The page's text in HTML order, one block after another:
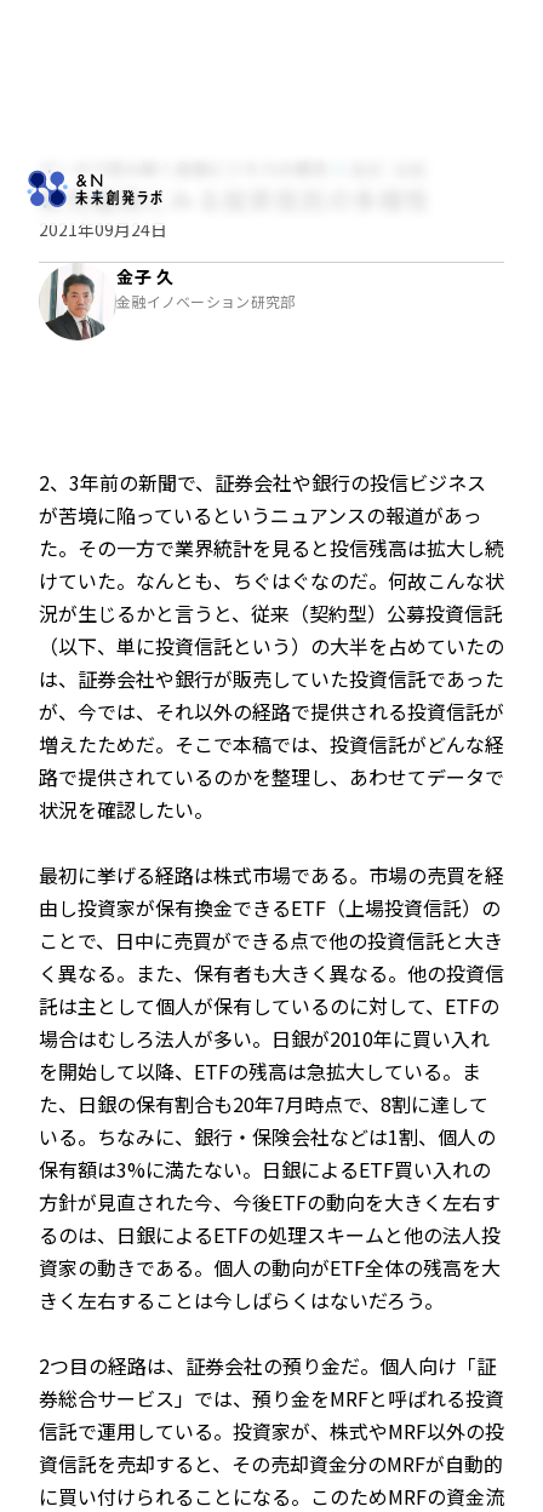
データで読み解く金融ビジネスの潮流
販売経路にみる投資信託の多様性
2021年09月24日
金子 久
金融イノベーション研究部
2、3年前の新聞で、証券会社や銀行の投信ビジネス
が苦境に陥っているというニュアンスの報道があっ
た。その一方で業界統計を見ると投信残高は拡大し続
けていた。なんとも、ちぐはぐなのだ。何故こんな状
況が生じるかと言うと、従来（契約型）公募投資信託
（以下、単に投資信託という）の大半を占めていたの
は、証券会社や銀行が販売していた投資信託であった
が、今では、それ以外の経路で提供される投資信託が
増えたためだ。そこで本稿では、投資信託がどんな経
路で提供されているのかを整理し、あわせてデータで
状況を確認したい。
最初に挙げる経路は株式市場である。市場の売買を経
由し投資家が保有換金できるETF（上場投資信託）の
ことで、日中に売買ができる点で他の投資信託と大き
く異なる。また、保有者も大きく異なる。他の投資信
託は主として個人が保有しているのに対して、ETFの
場合はむしろ法人が多い。日銀が2010年に買い入れ
を開始して以降、ETFの残高は急拡大している。ま
た、日銀の保有割合も20年7月時点で、8割に達して
いる。ちなみに、銀行・保険会社などは1割、個人の
保有額は3%に満たない。日銀によるETF買い入れの
方針が見直された今、今後ETFの動向を大きく左右す
るのは、日銀によるETFの処理スキームと他の法人投
資家の動きである。個人の動向がETF全体の残高を大
きく左右することは今しばらくはないだろう。
2つ目の経路は、証券会社の預り金だ。個人向け「証
券総合サービス」では、預り金をMRFと呼ばれる投資
信託で運用している。投資家が、株式やMRF以外の投
資信託を売却すると、その売却資金分のMRFが自動的
に買い付けられることになる。このためMRFの資金流